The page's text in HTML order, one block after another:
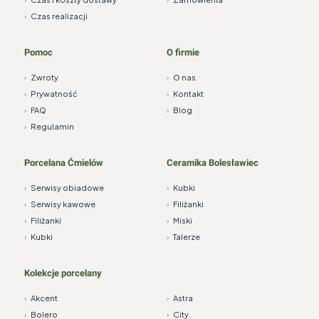
› Czas realizacji
Pomoc
› Zwroty
› Prywatność
› FAQ
› Regulamin
O firmie
› O nas
› Kontakt
› Blog
Porcelana Ćmielów
› Serwisy obiadowe
› Serwisy kawowe
› Filiżanki
› Kubki
Ceramika Bolesławiec
› Kubki
› Filiżanki
› Miski
› Talerze
Kolekcje porcelany
› Akcent › Astra
› Bolero › City